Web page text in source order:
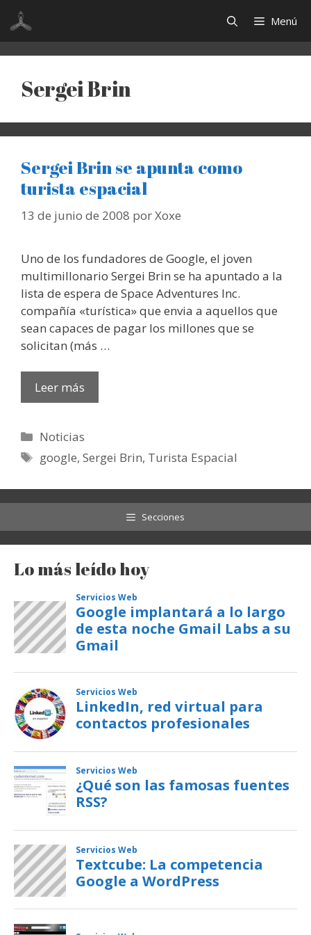
Saltar
contenido
Menú
Sergei Brin
Sergei Brin se apunta como
turista espacial
13 de junio de 2008 porXoxe
Uno de los fundadores de Google, el joven
multimillonario Sergei Brin se ha apuntado a la
lista de espera de Space Adventures Inc.
compañía «turística» que envia a aquellos que
sean capaces de pagar los millones que se
solicitan (más …
Leer más
Categorías
Noticias
Etiquetas
google,Sergei Brin, Turista Espacial
Secciones
Lo más leído hoy